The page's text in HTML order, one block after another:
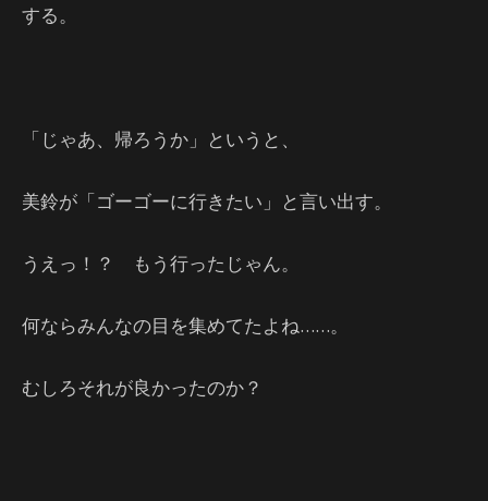
する。
「じゃあ、帰ろうか」というと、
美鈴が「ゴーゴーに行きたい」と言い出す。
うえっ！？ もう行ったじゃん。
何ならみんなの目を集めてたよね……。
むしろそれが良かったのか？